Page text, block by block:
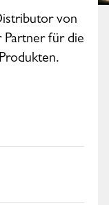
von
Partner für die